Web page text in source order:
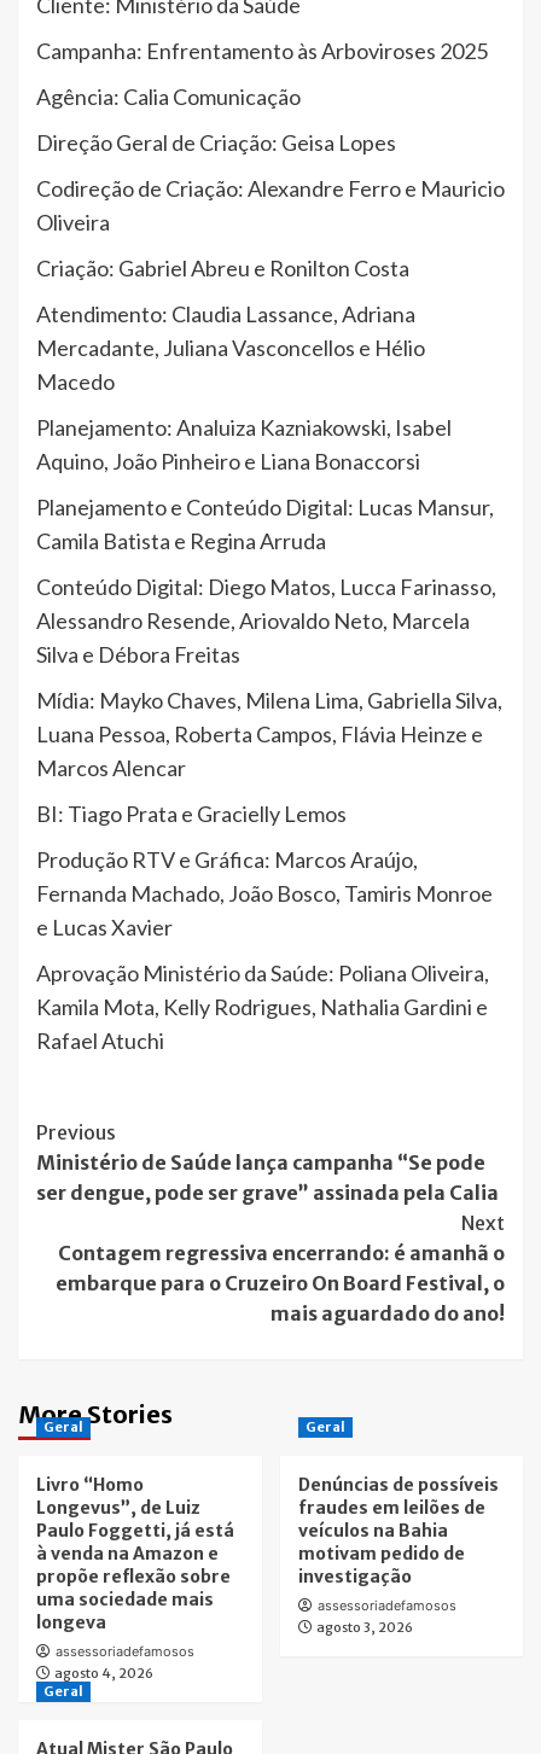
Cliente: Ministério da Saúde
Campanha: Enfrentamento às Arboviroses 2025
Agência: Calia Comunicação
Direção Geral de Criação: Geisa Lopes
Codireção de Criação: Alexandre Ferro e Mauricio
Oliveira
Criação: Gabriel Abreu e Ronilton Costa
Atendimento: Claudia Lassance, Adriana
Mercadante, Juliana Vasconcellos e Hélio
Macedo
Planejamento: Analuiza Kazniakowski, Isabel
Aquino, João Pinheiro e Liana Bonaccorsi
Planejamento e Conteúdo Digital: Lucas Mansur,
Camila Batista e Regina Arruda
Conteúdo Digital: Diego Matos, Lucca Farinasso,
Alessandro Resende, Ariovaldo Neto, Marcela
Silva e Débora Freitas
Mídia: Mayko Chaves, Milena Lima, Gabriella Silva,
Luana Pessoa, Roberta Campos, Flávia Heinze e
Marcos Alencar
BI: Tiago Prata e Gracielly Lemos
Produção RTV e Gráfica: Marcos Araújo,
Fernanda Machado, João Bosco, Tamiris Monroe
e Lucas Xavier
Aprovação Ministério da Saúde: Poliana Oliveira,
Kamila Mota, Kelly Rodrigues, Nathalia Gardini e
Rafael Atuchi
Post
Navigation
Previous
Ministério de Saúde lança campanha “Se pode
ser dengue, pode ser grave” assinada pela Calia
Next
Contagem regressiva encerrando: é amanhã o
embarque para o Cruzeiro On Board Festival, o
mais aguardado do ano!
More Stories
Geral
Livro “Homo
Longevus”, de Luiz
Paulo Foggetti, já está
à venda na Amazon e
propõe reflexão sobre
uma sociedade mais
longeva
assessoriadefamosos
agosto 4, 2026
Geral
Denúncias de possíveis
fraudes em leilões de
veículos na Bahia
motivam pedido de
investigação
assessoriadefamosos
agosto 3, 2026
Geral